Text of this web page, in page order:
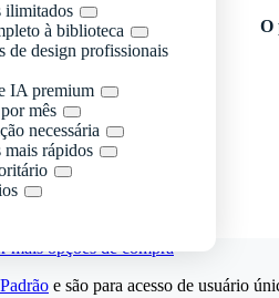
ilimitados
à biblioteca
de design profissionais
IA premium
mês
necessária
rápidos
O
mais opções de compra
e são para acesso de usuário